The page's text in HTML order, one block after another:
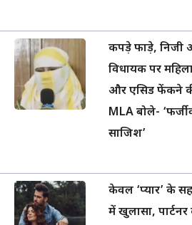
कपड़े फाड़े, निजी
विधायक पर
और एसिड फेंकने
MLA बोले-
साजिश’
केवल ‘प्यार’ के
में खुलासा,